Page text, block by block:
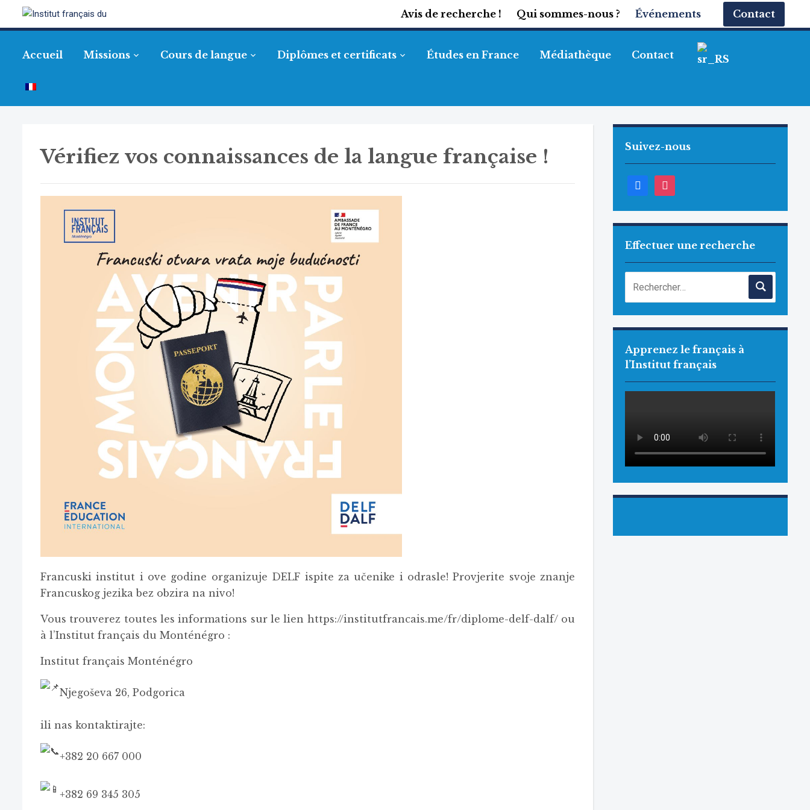
Avis de recherche ! Qui sommes-nous ? Événements Contact
Accueil Missions Cours de langue Diplômes et certificats Études en France Médiathèque Contact
Vérifiez vos connaissances de la langue française !
Francuski institut i ove godine organizuje DELF ispite za učenike i odrasle! Provjerite svoje znanje
Francuskog jezika bez obzira na nivo!
Vous trouverez toutes les informations sur le lien https://institutfrancais.me/fr/diplome-delf-dalf/ ou
à l’Institut français du Monténégro :
Institut français Monténégro
Njegoševa 26, Podgorica
ili nas kontaktirajte:
+382 20 667 000
+382 69 345 305
Suivez-nous
FacebookInstagram
Effectuer une recherche
Apprenez le français à
l’Institut français